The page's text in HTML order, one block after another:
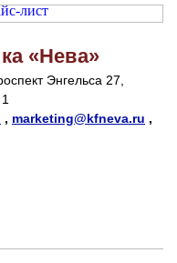
«Нева»
Энгельса 27,
, marketing@kfneva.ru ,